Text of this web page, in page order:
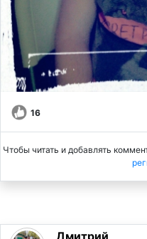
16
Чтобы читать и добавлять